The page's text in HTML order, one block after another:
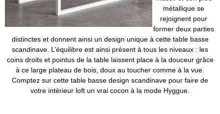
métallique se
rejoignent pour
former deux parties
distinctes et donnent ainsi un design unique à cette table basse
scandinave. L’équilibre est ainsi présent à tous les niveaux : les
coins droits et pointus de la table laissent place à la douceur grâce
à ce large plateau de bois, doux au toucher comme à la vue.
Comptez sur cette table basse design scandinave pour faire de
votre intérieur loft un vrai cocon à la mode Hyggue.